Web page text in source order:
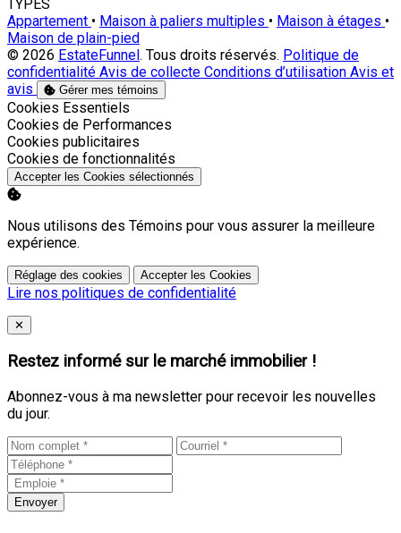
TYPES
Appartement • Maison à paliers multiples • Maison à étages •
Maison de plain-pied
© 2026 EstateFunnel . Tous droits réservés. Politique de
confidentialité Avis de collecte Conditions d’utilisation Avis et
avis
Gérer mes témoins
Activer
Cookies Essentiels
Activer
Cookies de Performances
Activer
Cookies publicitaires
Activer
Cookies de fonctionnalités
Accepter les Cookies sélectionnés
Nous utilisons des Témoins pour vous assurer la meilleure
expérience.
Réglage des cookies Accepter les Cookies
Lire nos politiques de confidentialité
Close
✕
Restez informé sur le marché immobilier !
Abonnez-vous à ma newsletter pour recevoir les nouvelles
du jour.
Envoyer